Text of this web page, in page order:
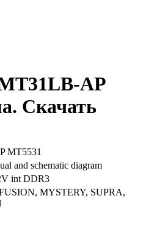
AP
Скачать
MT5531
and schematic diagram
int DDR3
MYSTERY, SUPRA,